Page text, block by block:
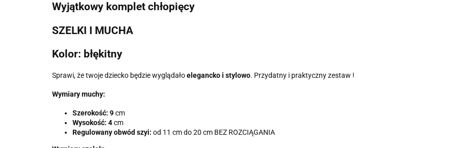
Wyjątkowy komplet chłopięcy
SZELKI I MUCHA
Kolor: błękitny
Sprawi, że twoje dziecko będzie wyglądałoelegancko i stylowo. Przydatny i praktyczny zestaw !
Wymiary muchy:
Szerokość: 9cm
Wysokość: 4cm
Regulowany obwód szyi: od 11 cm do 20 cm BEZ ROZCIĄGANIA